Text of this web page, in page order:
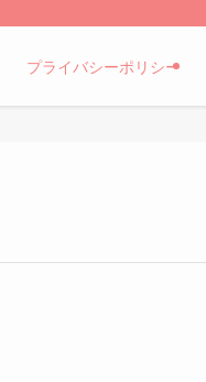
プライバシーポリシー